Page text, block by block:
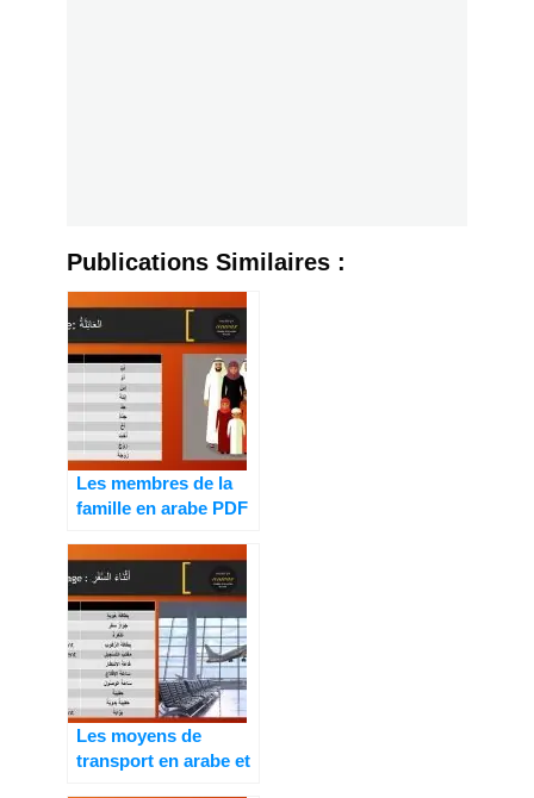
Publications Similaires :
Les membres de la
famille en arabe PDF
Les moyens de
transport en arabe et